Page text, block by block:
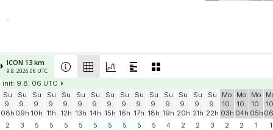
-
ICON 13 km
9.8. 2026 06 UTC
init: 9.8. 06 UTC
Su
9.
08h
Su
9.
09h
Su
9.
10h
Su
9.
11h
Su
9.
12h
Su
9.
13h
Su
9.
14h
Su
9.
15h
Su
9.
16h
Su
9.
17h
Su
9.
18h
Su
9.
19h
Su
9.
20h
Su
9.
21h
Su
9.
22h
Mo
10.
03h
Mo
10.
04h
Mo
10.
05h
2
3 5 5 5 5 5 5 5 5 5 4 2 2 3 2 2 1
1